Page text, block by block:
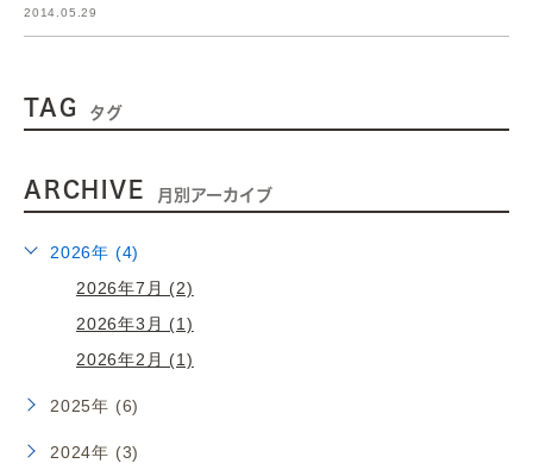
2014.05.29
TAG タグ
ARCHIVE 月別アーカイブ
2026年 (4)
2026年7月 (2)
2026年3月 (1)
2026年2月 (1)
2025年 (6)
2024年 (3)